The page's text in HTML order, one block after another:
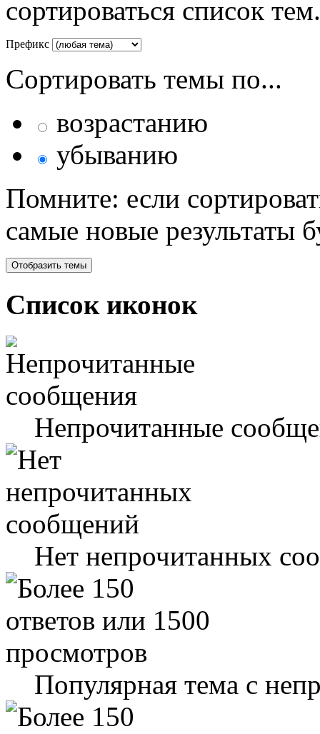
сортироваться список тем.
Префикс
Сортировать темы по...
возрастанию
убыванию
Помните: если
самые новые результаты
Список иконок
Непрочитанные
Нет непрочитанных
Популярная тема с